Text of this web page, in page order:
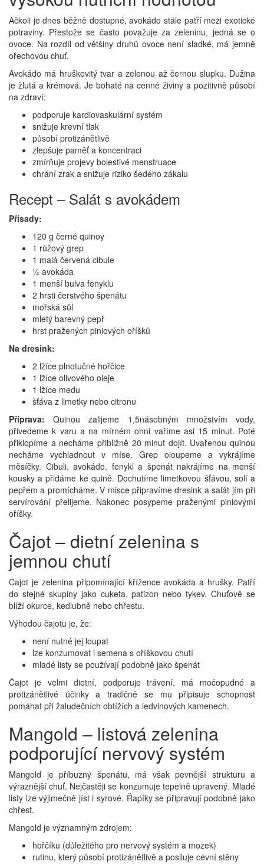
Ačkoli je dnes běžně dostupné, avokádo stále patří mezi exotické
potraviny. Přestože se často považuje za zeleninu, jedná se o
ovoce. Na rozdíl od většiny druhů ovoce není sladké, má jemně
ořechovou chuť.
Avokádo má hruškovitý tvar a zelenou až černou slupku. Dužina
je žlutá a krémová. Je bohaté na cenné živiny a pozitivně působí
na zdraví:
podporuje kardiovaskulární systém
snižuje krevní tlak
působí protizánětlivě
zlepšuje paměť a koncentraci
zmírňuje projevy bolestivé menstruace
chrání zrak a snižuje riziko šedého zákalu
Recept – Salát s avokádem
Přísady:
120 g černé quinoy
1 růžový grep
1 malá červená cibule
½ avokáda
1 menší bulva fenyklu
2 hrsti čerstvého špenátu
mořská sůl
mletý barevný pepř
hrst pražených piniových oříšků
Na dresink:
2 lžíce plnotučné hořčice
1 lžíce olivového oleje
1 lžíce medu
šťáva z limetky nebo citronu
Příprava:Quinou zalijeme 1,5násobným množstvím vody,
přivedeme k varu a na mírném ohni vaříme asi 15 minut. Poté
přiklopíme a necháme přibližně 20 minut dojít. Uvařenou quinou
necháme vychladnout v míse. Grep oloupeme a vykrájíme
měsíčky. Cibuli, avokádo, fenykl a špenát nakrájíme na menší
kousky a přidáme ke quině. Dochutíme limetkovou šťávou, solí a
pepřem a promícháme. V misce připravíme dresink a salát jím při
servírování přelijeme. Nakonec posypeme praženými piniovými
oříšky.
Čajot – dietní zelenina s
jemnou chutí
Čajot je zelenina připomínající křížence avokáda a hrušky. Patří
do stejné skupiny jako cuketa, patizon nebo tykev. Chuťově se
blíží okurce, kedlubně nebo chřestu.
Výhodou čajotu je, že:
není nutné jej loupat
lze konzumovat i semena s oříškovou chutí
mladé listy se používají podobně jako špenát
Čajot je velmi dietní, podporuje trávení, má močopudné a
protizánětlivé účinky a tradičně se mu připisuje schopnost
pomáhat při žaludečních obtížích a ledvinových kamenech.
Mangold – listová zelenina
podporující nervový systém
Mangold je příbuzný špenátu, má však pevnější strukturu a
výraznější chuť. Nejčastěji se konzumuje tepelně upravený. Mladé
listy lze výjimečně jíst i syrové. Řapíky se připravují podobně jako
chřest.
Mangold je významným zdrojem:
hořčíku (důležitého pro nervový systém a mozek)
rutinu, který působí protizánětlivě a posiluje cévní stěny